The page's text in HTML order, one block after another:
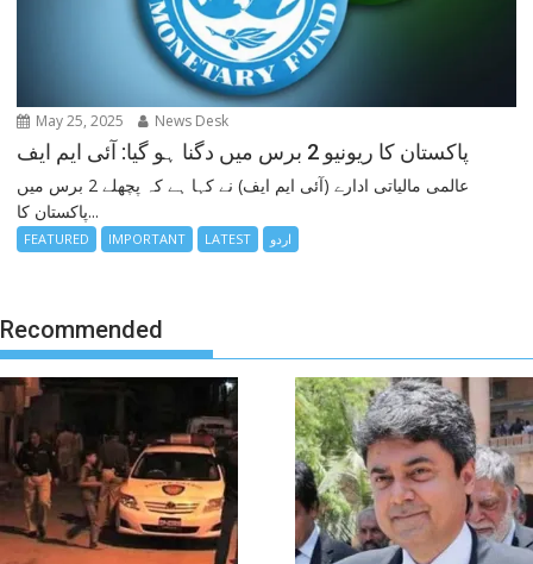
May 25, 2025 News Desk
پاکستان کا ریونیو 2 برس میں دگنا ہو گیا: آئی ایم ایف
عالمی مالیاتی ادارے (آئی ایم ایف) نے کہا ہے کہ پچھلے 2 برس میں
پاکستان کا...
FEATURED IMPORTANT LATEST اردو
Recommended